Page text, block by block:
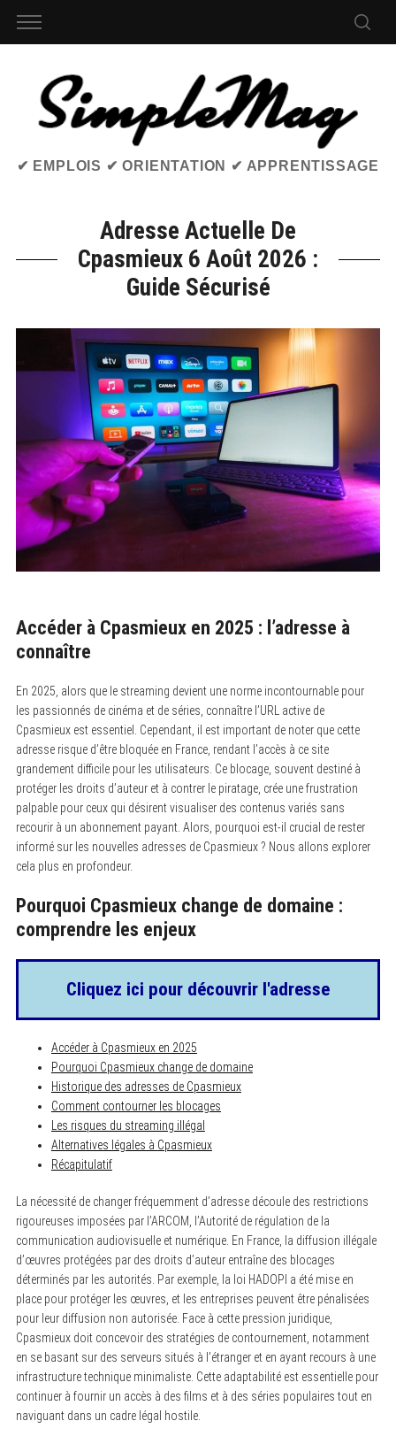
✔ EMPLOIS ✔ ORIENTATION ✔ APPRENTISSAGE
Adresse Actuelle De
Cpasmieux 6 Août 2026 :
Guide Sécurisé
Accéder à Cpasmieux en 2025 : l’adresse à
connaître
En 2025, alors que le streaming devient une norme incontournable pour
les passionnés de cinéma et de séries, connaître l’URL active de
Cpasmieux est essentiel. Cependant, il est important de noter que cette
adresse risque d’être bloquée en France, rendant l’accès à ce site
grandement difficile pour les utilisateurs. Ce blocage, souvent destiné à
protéger les droits d’auteur et à contrer le piratage, crée une frustration
palpable pour ceux qui désirent visualiser des contenus variés sans
recourir à un abonnement payant. Alors, pourquoi est-il crucial de rester
informé sur les nouvelles adresses de Cpasmieux ? Nous allons explorer
cela plus en profondeur.
Pourquoi Cpasmieux change de domaine :
comprendre les enjeux
Cliquez ici pour découvrir l'adresse
Accéder à Cpasmieux en 2025
Pourquoi Cpasmieux change de domaine
Historique des adresses de Cpasmieux
Comment contourner les blocages
Les risques du streaming illégal
Alternatives légales à Cpasmieux
Récapitulatif
La nécessité de changer fréquemment d’adresse découle des restrictions
rigoureuses imposées par l’ARCOM, l’Autorité de régulation de la
communication audiovisuelle et numérique. En France, la diffusion illégale
d’œuvres protégées par des droits d’auteur entraîne des blocages
déterminés par les autorités. Par exemple, la loi HADOPI a été mise en
place pour protéger les œuvres, et les entreprises peuvent être pénalisées
pour leur diffusion non autorisée. Face à cette pression juridique,
Cpasmieux doit concevoir des stratégies de contournement, notamment
en se basant sur des serveurs situés à l’étranger et en ayant recours à une
infrastructure technique minimaliste. Cette adaptabilité est essentielle pour
continuer à fournir un accès à des films et à des séries populaires tout en
naviguant dans un cadre légal hostile.